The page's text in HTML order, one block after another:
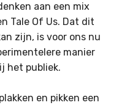
aan een mix
Tale Of Us. Dat dit
zijn, is voor ons nu
manier
het publiek.
en pikken een